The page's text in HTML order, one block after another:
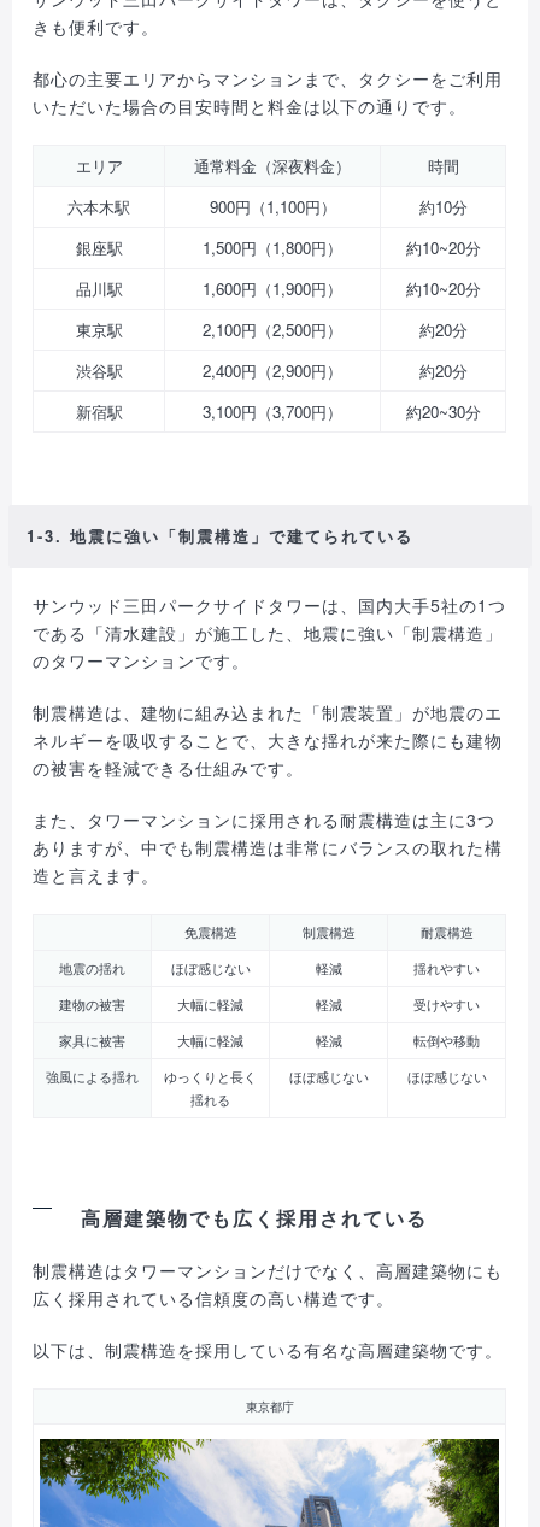
きも便利です。
都心の主要エリアからマンションまで、タクシーをご利用
いただいた場合の目安時間と料金は以下の通りです。
エリア 通常料金（深夜料金）
時間
六本木駅
900円（1,100円）
約10分
銀座駅
1,500円（1,800円）
約10~20分
品川駅
1,600円（1,900円）
約10~20分
東京駅
2,100円（2,500円）
約20分
渋谷駅
2,400円（2,900円）
約20分
新宿駅
3,100円（3,700円） 約20~30分
1-3. 地震に強い「制震構造」で建てられている
サンウッド三田パークサイドタワーは、国内大手5社の1つ
である「清水建設」が施工した、地震に強い「制震構造」
のタワーマンションです。
制震構造は、建物に組み込まれた「制震装置」が地震のエ
ネルギーを吸収することで、大きな揺れが来た際にも建物
の被害を軽減できる仕組みです。
また、タワーマンションに採用される耐震構造は主に3つ
ありますが、中でも制震構造は非常にバランスの取れた構
造と言えます。
免震構造 制震構造
耐震構造
地震の揺れ
ほぼ感じない 軽減
揺れやすい
建物の被害
大幅に軽減 軽減
受けやすい
家具に被害
大幅に軽減 軽減
転倒や移動
強風による揺れ
ゆっくりと長く
揺れる
ほぼ感じない ほぼ感じない
高層建築物でも広く採用されている
制震構造はタワーマンションだけでなく、高層建築物にも
広く採用されている信頼度の高い構造です。
以下は、制震構造を採用している有名な高層建築物です。
東京都庁